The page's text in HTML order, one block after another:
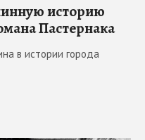
историю
Пастернака
в истории города